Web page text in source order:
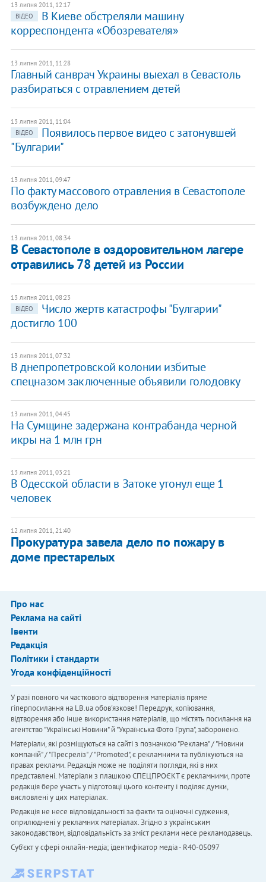
13 липня 2011, 12:17
ВІДЕО
В Киеве обстреляли машину
корреспондента «Обозревателя»
13 липня 2011, 11:28
Главный санврач Украины выехал в Севастоль
разбираться с отравлением детей
13 липня 2011, 11:04
ВІДЕО
Появилось первое видео с затонувшей
"Булгарии"
13 липня 2011, 09:47
По факту массового отравления в Севастополе
возбуждено дело
13 липня 2011, 08:34
В Севастополе в оздоровительном лагере
отравились 78 детей из России
13 липня 2011, 08:23
ВІДЕО
Число жертв катастрофы "Булгарии"
достигло 100
13 липня 2011, 07:32
В днепропетровской колонии избитые
спецназом заключенные объявили голодовку
13 липня 2011, 04:45
На Сумщине задержана контрабанда черной
икры на 1 млн грн
13 липня 2011, 03:21
В Одесской области в Затоке утонул еще 1
человек
12 липня 2011, 21:40
Прокуратура завела дело по пожару в
доме престарелых
Про нас
Реклама на сайті
Івенти
Редакція
Політики і стандарти
Угода конфіденційності
У разі повного чи часткового відтворення матеріалів пряме
гіперпосилання на LB.ua обов'язкове! Передрук, копіювання,
відтворення або інше використання матеріалів, що містять посилання на
агентство "Українськi Новини" й "Українська Фото Група", заборонено.
Матеріали, які розміщуються на сайті з позначкою "Реклама" / "Новини
компаній" / "Пресреліз" / "Promoted", є рекламними та публікуються на
правах реклами. Редакція може не поділяти погляди, які в них
представлені. Матеріали з плашкою СПЕЦПРОЄКТ є рекламними, проте
редакція бере участь у підготовці цього контенту і поділяє думки,
висловлені у цих матеріалах.
Редакція не несе відповідальності за факти та оціночні судження,
оприлюднені у рекламних матеріалах. Згідно з українським
законодавством, відповідальність за зміст реклами несе рекламодавець.
Cуб'єкт у сфері онлайн-медіа; ідентифікатор медіа - R40-05097